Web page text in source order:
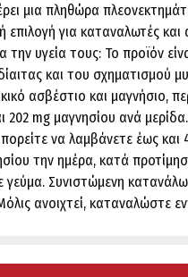
μια πληθώρα
επιλογή για καταναλωτές
την υγεία τους: Το προϊόν
και του σχηματισμού
ασβέστιο και μαγνήσιο,
202 mg μαγνησίου ανά μερίδα.
να λαμβάνετε έως και
την ημέρα, κατά
γεύμα. Συνιστώμενη
ανοιχτεί, καταναλώστε